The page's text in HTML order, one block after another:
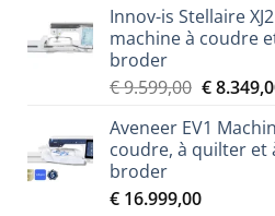
Innov-is Stellaire XJ2
machine à coudre
broder
€9.599,00 Le
initial
était :
€
Aveneer EV1
coudre, à quilter et
broder
€ 16.999,00